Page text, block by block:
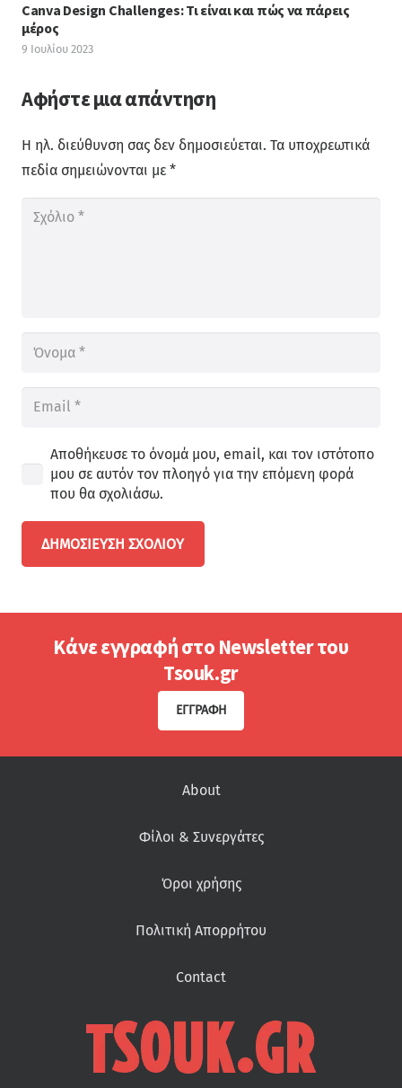
Canva Design Challenges: Τι είναι και πώς να πάρεις
μέρος
9 Ιουλίου 2023
Αφήστε μια απάντηση
Η ηλ. διεύθυνση σας δεν δημοσιεύεται. Τα υποχρεωτικά
πεδία σημειώνονται με *
Αποθήκευσε το όνομά μου, email, και τον ιστότοπο
μου σε αυτόν τον πλοηγό για την επόμενη φορά
που θα σχολιάσω.
ΔΗΜΟΣΊΕΥΣΗ ΣΧΟΛΊΟΥ
Κάνε εγγραφή στο Newsletter του
Tsouk.gr
ΕΓΓΡΑΦΉ
About
Φίλοι & Συνεργάτες
Όροι χρήσης
Πολιτική Απορρήτου
Contact